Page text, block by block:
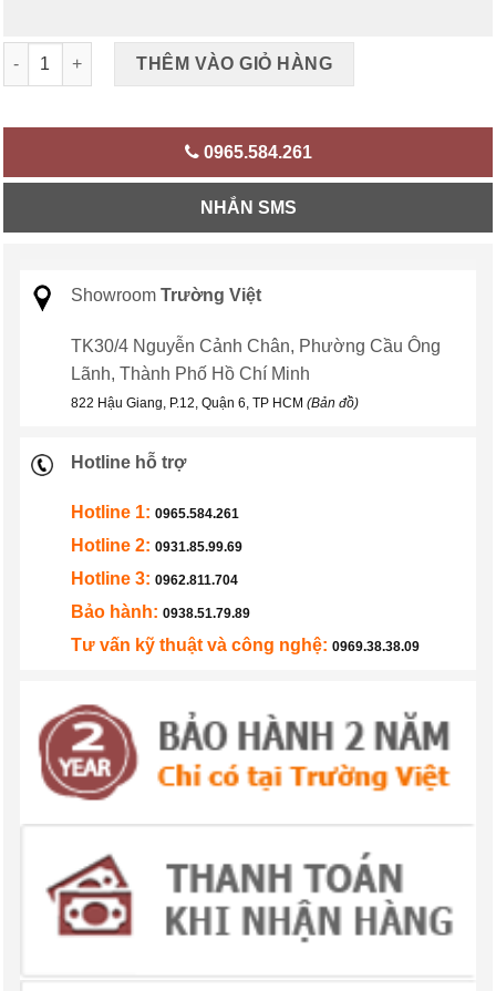
Máy chạy bộ điện T138M số lượng
THÊM VÀO GIỎ HÀNG
0965.584.261
NHẮN SMS
Showroom Trường Việt
TK30/4 Nguyễn Cảnh Chân, Phường Cầu Ông
Lãnh, Thành Phố Hồ Chí Minh
822 Hậu Giang, P.12, Quận 6, TP HCM (Bản đồ)
Hotline hỗ trợ
Hotline 1: 0965.584.261
Hotline 2: 0931.85.99.69
Hotline 3: 0962.811.704
Bảo hành: 0938.51.79.89
Tư vấn kỹ thuật và công nghệ: 0969.38.38.09